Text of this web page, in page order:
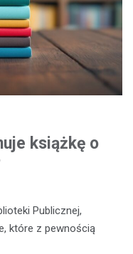
książkę o
Publicznej,
które z pewnością